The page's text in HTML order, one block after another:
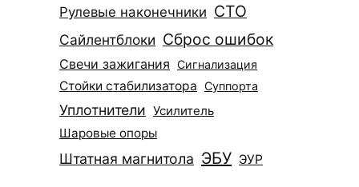
Рулевые наконечники СТО
Сайлентблоки Сброс ошибок
Свечи зажигания Сигнализация
Стойки стабилизатора Суппорта
Уплотнители Усилитель
Шаровые опоры
Штатная магнитола ЭБУ ЭУР